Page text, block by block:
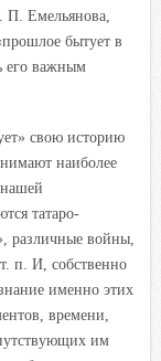
П. Емельянова,
бытует в
его важным
свою историю
наиболее
татаро-
различные войны,
п. И, собственно
именно этих
времени,
им